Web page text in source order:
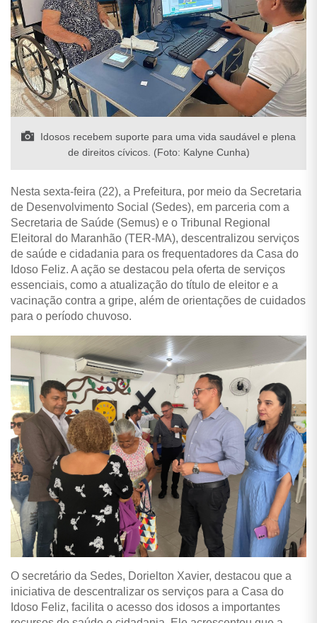
Idosos recebem suporte para uma vida saudável e plena
de direitos cívicos. (Foto: Kalyne Cunha)
Nesta sexta-feira (22), a Prefeitura, por meio da Secretaria
de Desenvolvimento Social (Sedes), em parceria com a
Secretaria de Saúde (Semus) e o Tribunal Regional
Eleitoral do Maranhão (TER-MA), descentralizou serviços
de saúde e cidadania para os frequentadores da Casa do
Idoso Feliz. A ação se destacou pela oferta de serviços
essenciais, como a atualização do título de eleitor e a
vacinação contra a gripe, além de orientações de cuidados
para o período chuvoso.
O secretário da Sedes, Dorielton Xavier, destacou que a
iniciativa de descentralizar os serviços para a Casa do
Idoso Feliz, facilita o acesso dos idosos a importantes